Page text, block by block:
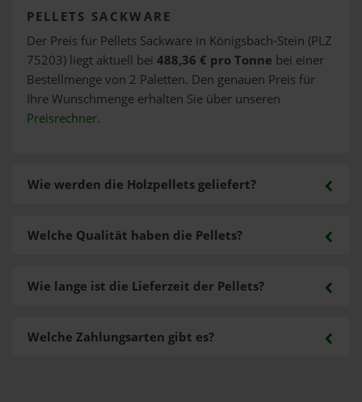
PELLETS SACKWARE
Der Preis für Pellets Sackware in Königsbach-Stein (PLZ
75203) liegt aktuell bei 488,36 € pro Tonne bei einer
Bestellmenge von 2 Paletten. Den genauen Preis für
Ihre Wunschmenge erhalten Sie über unseren
Preisrechner.
Wie werden die Holzpellets geliefert?
Welche Zahlungsarten gibt es?
Welche Qualität haben die Pellets?
Wie lange ist die Lieferzeit der Pellets?